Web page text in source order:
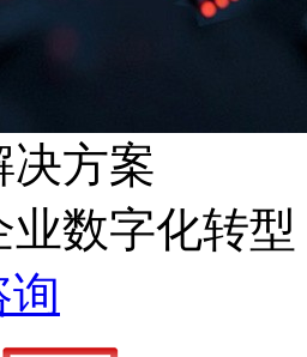
决方案
数字化转型